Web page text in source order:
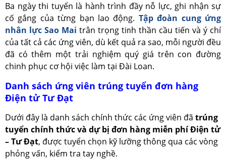
Ba ngày thi tuyển là hành trình đầy nỗ lực, ghi nhận sự
cố gắng của từng bạn lao động. Tập đoàn cung ứng
nhân lực Sao Mai trân trọng tinh thần cầu tiến và ý chí
của tất cả các ứng viên, dù kết quả ra sao, mỗi người đều
đã có thêm một trải nghiệm quý giá trên con đường
chinh phục cơ hội việc làm tại Đài Loan.
Danh sách ứng viên trúng tuyển đơn hàng
Điện tử Tư Đạt
Dưới đây là danh sách chính thức các ứng viên đã trúng
tuyển chính thức và dự bị đơn hàng miễn phí Điện tử
– Tư Đạt, được tuyển chọn kỹ lưỡng thông qua các vòng
phỏng vấn, kiểm tra tay nghề.